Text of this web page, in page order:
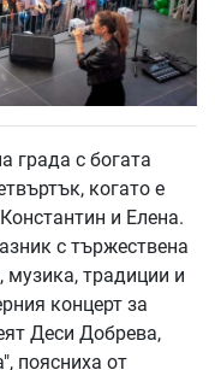
града с богата
когато е
и Елена.
с тържествена
музика, традиции и
концерт за
Деси Добрева,
поясниха от